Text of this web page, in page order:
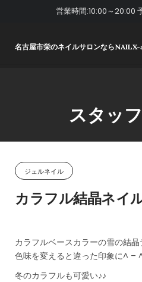
営業時間:10:00～20:00
名古屋市栄のネイルサロンなら
スタッ
ジェルネイル
カラフル結晶ネイ
カラフルベースカラーの雪の結
色味を変えると違った印象に^ –
冬のカラフルも可愛い♪♪